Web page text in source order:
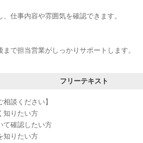
仕事内容や雰囲気を確認できます。
で担当営業がしっかりサポートします。
フリーテキスト
相談ください】
知りたい方
て確認したい方
知りたい方